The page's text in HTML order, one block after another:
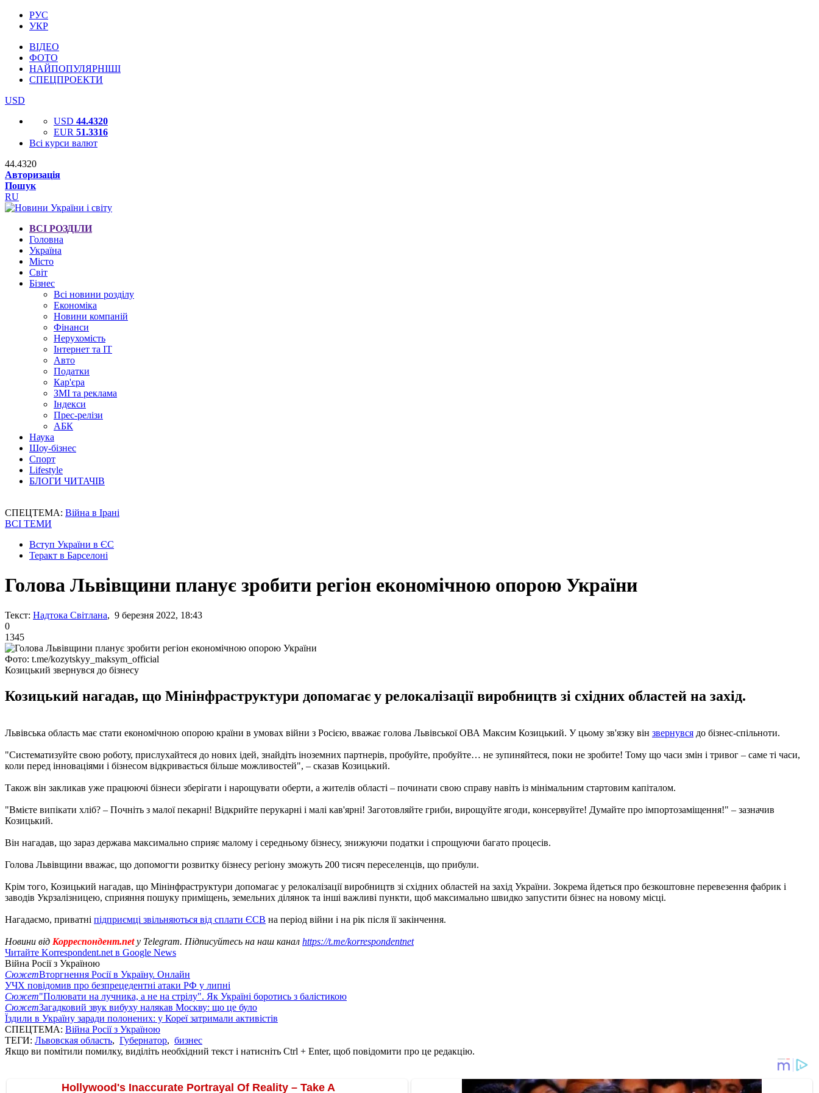
РУС
УКР
ВІДЕО
ФОТО
НАЙПОПУЛЯРНІШІ
СПЕЦПРОЕКТИ
USD
USD 44.4320
EUR 51.3316
Всі курси валют
44.4320
Авторизація
Пошук
RU
ВСІ РОЗДІЛИ
Головна
Україна
Місто
Світ
Бізнес
Всі новини розділу
Економіка
Новини компаній
Фінанси
Нерухомість
Інтернет та IT
Авто
Податки
Кар'єра
ЗМІ та реклама
Індекси
Прес-релізи
АБК
Наука
Шоу-бізнес
Спорт
Lifestyle
БЛОГИ ЧИТАЧІВ
СПЕЦТЕМА: Війна в Ірані
ВСІ ТЕМИ
Вступ України в ЄС
Теракт в Барселоні
Голова Львівщини планує зробити регіон економічною опорою України
Текст: Надтока Світлана, 9 березня 2022, 18:43
0
1345
Фото: t.me/kozytskyy_maksym_official
Козицький звернувся до бізнесу
Козицький нагадав, що Мінінфраструктури допомагає у релокалізації виробництв зі східних областей на захід.
Львівська область має стати економічною опорою країни в умовах війни з Росією, вважає голова Львівської ОВА Максим Козицький. У цьому зв'язку він звернувся до бізнес-спільноти.
"Систематизуйте свою роботу, прислухайтеся до нових ідей, знайдіть іноземних партнерів, пробуйте, пробуйте… не зупиняйтеся, поки не зробите! Тому що часи змін і тривог – саме ті часи,
коли перед інноваціями і бізнесом відкривається більше можливостей", – сказав Козицький.
Також він закликав уже працюючі бізнеси зберігати і нарощувати оберти, а жителів області – починати свою справу навіть із мінімальним стартовим капіталом.
"Вмієте випікати хліб? – Почніть з малої пекарні! Відкрийте перукарні і малі кав'ярні! Заготовляйте гриби, вирощуйте ягоди, консервуйте! Думайте про імпортозаміщення!" – зазначив
Козицький.
Він нагадав, що зараз держава максимально сприяє малому і середньому бізнесу, знижуючи податки і спрощуючи багато процесів.
Голова Львівщини вважає, що допомогти розвитку бізнесу регіону зможуть 200 тисяч переселенців, що прибули.
Крім того, Козицький нагадав, що Мінінфраструктури допомагає у релокалізації виробництв зі східних областей на захід України. Зокрема йдеться про безкоштовне перевезення фабрик і
заводів Укрзалізницею, сприяння пошуку приміщень, земельних ділянок та інші важливі пункти, щоб максимально швидко запустити бізнес на новому місці.
Нагадаємо, приватні підприємці звільняються від сплати ЄСВ на період війни і на рік після її закінчення.
Новини від Корреспондент.netу Telegram. Підписуйтесь на наш канал https://t.me/korrespondentnet
Читайте Korrespondent.net в Google News
Війна Росії з Україною
СюжетВторгнення Росії в Україну. Онлайн
УЧХ повідомив про безпрецедентні атаки РФ у липні
Сюжет"Полювати на лучника, а не на стрілу". Як Україні боротись з балістикою
СюжетЗагадковий звук вибуху налякав Москву: що це було
Їздили в Україну заради полонених: у Кореї затримали активістів
СПЕЦТЕМА: Війна Росії з Україною
ТЕГИ: Львовская область, Губернатор, бизнес
Якщо ви помітили помилку, виділіть необхідний текст і натисніть Ctrl + Enter, щоб повідомити про це редакцію.